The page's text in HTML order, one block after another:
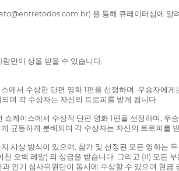
을 통해 큐레이터십에 알
만이 상을 받을 수 있습니다.
에서 수상한 단편 영화 1편을 선정하며, 우승자에게
며 각 수상자는 자신의 트로피를 받게 됩니다.
케이스에서 수상작 단편 영화 1편을 선정하며, 우
균등하게 분배되며 각 수상자는 자신의 트로피를
시상 방식이 있으며, 참가 및 선정된 모든 영화는
오백 레알) 의 상금을 받습니다. 그리고 (II) 모든 부
인기 심사위원단이 동시에 수상할 수 있으며 현금